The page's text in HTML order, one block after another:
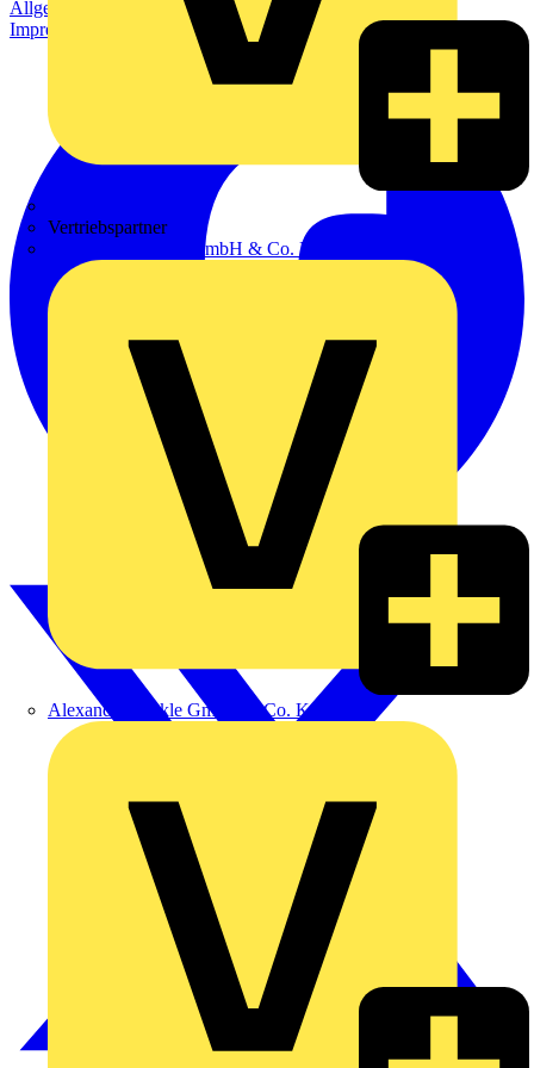
Vertriebspartner
Adalbert Zajadacz GmbH & Co. KG
Alexander Bürkle GmbH & Co. KG
Allgemeine Geschäftsbedingungen
Datenschutzerklärung
Impressum